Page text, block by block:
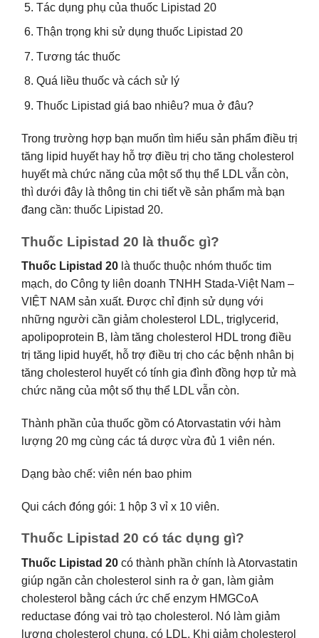
Tác dụng phụ của thuốc Lipistad 20
Thận trọng khi sử dụng thuốc Lipistad 20
Tương tác thuốc
Quá liều thuốc và cách sử lý
Thuốc Lipistad giá bao nhiêu? mua ở đâu?
Trong trường hợp bạn muốn tìm hiểu sản phẩm điều trị
tăng lipid huyết hay hỗ trợ điều trị cho tăng cholesterol
huyết mà chức năng của một số thụ thể LDL vẫn còn,
thì dưới đây là thông tin chi tiết về sản phẩm mà bạn
đang cần: thuốc Lipistad 20.
Thuốc Lipistad 20 là thuốc gì?
Thuốc Lipistad 20 là thuốc thuộc nhóm thuốc tim
mạch, do Công ty liên doanh TNHH Stada-Việt Nam –
VIỆT NAM sản xuất. Được chỉ định sử dụng với
những người cần giảm cholesterol LDL, triglycerid,
apolipoprotein B, làm tăng cholesterol HDL trong điều
trị tăng lipid huyết, hỗ trợ điều trị cho các bệnh nhân bị
tăng cholesterol huyết có tính gia đình đồng hợp tử mà
chức năng của một số thụ thể LDL vẫn còn.
Thành phần của thuốc gồm có Atorvastatin với hàm
lượng 20 mg cùng các tá dược vừa đủ 1 viên nén.
Dạng bào chế: viên nén bao phim
Qui cách đóng gói: 1 hộp 3 vỉ x 10 viên.
Thuốc Lipistad 20 có tác dụng gì?
Thuốc Lipistad 20 có thành phần chính là Atorvastatin
giúp ngăn cản cholesterol sinh ra ở gan, làm giảm
cholesterol bằng cách ức chế enzym HMGCoA
reductase đóng vai trò tạo cholesterol. Nó làm giảm
lượng cholesterol chung, có LDL. Khi giảm cholesterol